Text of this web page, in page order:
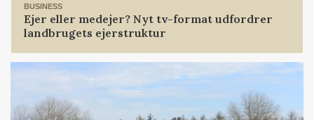
BUSINESS
Ejer eller medejer? Nyt tv-format udfordrer
landbrugets ejerstruktur